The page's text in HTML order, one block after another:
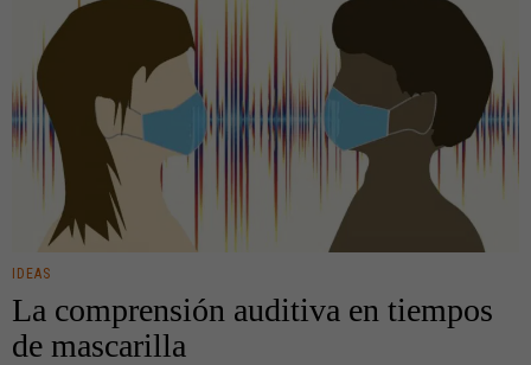
IDEAS
La comprensión auditiva en tiempos
de mascarilla